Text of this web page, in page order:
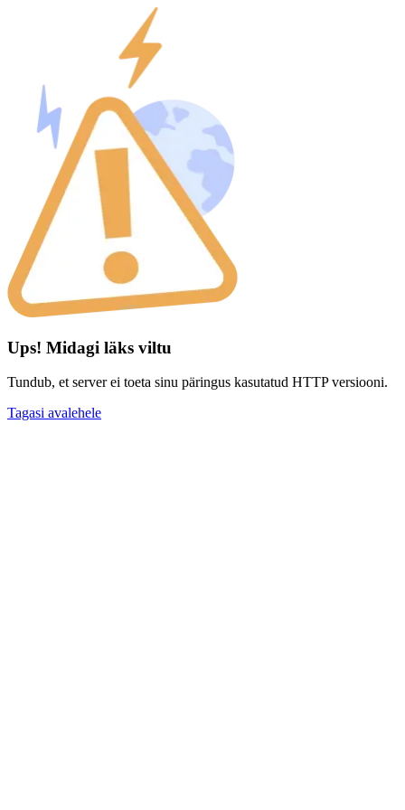
Ups! Midagi läks viltu
Tundub, et server ei toeta sinu päringus kasutatud HTTP versiooni.
Tagasi avalehele